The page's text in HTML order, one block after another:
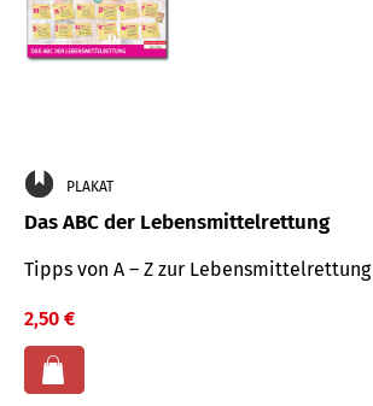
PLAKAT
Das ABC der Lebensmittelrettung
Tipps von A – Z zur Lebensmittelrettung
2,50 €